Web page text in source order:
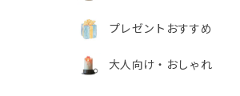
プレゼントおすすめ
大人向け・おしゃれ